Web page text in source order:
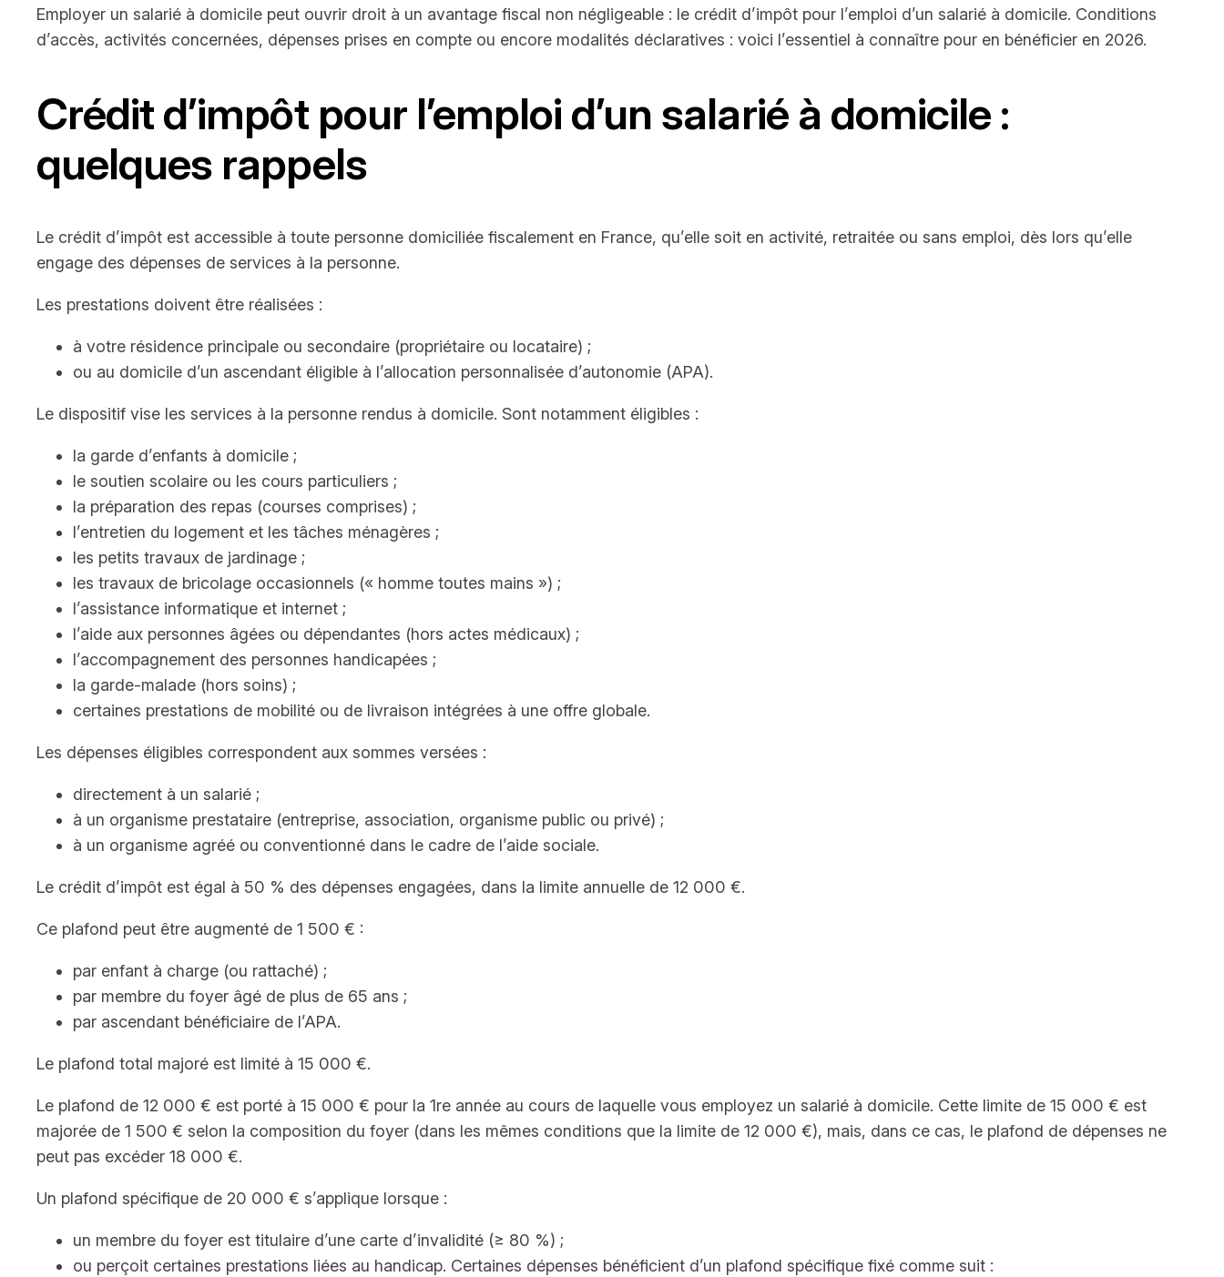
Employer un salarié à domicile peut ouvrir droit à un avantage fiscal non négligeable : le crédit d’impôt pour l’emploi d’un salarié à domicile. Conditions
d’accès, activités concernées, dépenses prises en compte ou encore modalités déclaratives : voici l’essentiel à connaître pour en bénéficier en 2026.
Crédit d’impôt pour l’emploi d’un salarié à domicile :
quelques rappels
Le crédit d’impôt est accessible à toute personne domiciliée fiscalement en France, qu’elle soit en activité, retraitée ou sans emploi, dès lors qu’elle
engage des dépenses de services à la personne.
Les prestations doivent être réalisées :
à votre résidence principale ou secondaire (propriétaire ou locataire) ;
ou au domicile d’un ascendant éligible à l’allocation personnalisée d’autonomie (APA).
Le dispositif vise les services à la personne rendus à domicile. Sont notamment éligibles :
la garde d’enfants à domicile ;
le soutien scolaire ou les cours particuliers ;
la préparation des repas (courses comprises) ;
l’entretien du logement et les tâches ménagères ;
les petits travaux de jardinage ;
les travaux de bricolage occasionnels (« homme toutes mains ») ;
l’assistance informatique et internet ;
l’aide aux personnes âgées ou dépendantes (hors actes médicaux) ;
l’accompagnement des personnes handicapées ;
la garde-malade (hors soins) ;
certaines prestations de mobilité ou de livraison intégrées à une offre globale.
Les dépenses éligibles correspondent aux sommes versées :
directement à un salarié ;
à un organisme prestataire (entreprise, association, organisme public ou privé) ;
à un organisme agréé ou conventionné dans le cadre de l’aide sociale.
Le crédit d’impôt est égal à 50 % des dépenses engagées, dans la limite annuelle de 12 000 €.
Ce plafond peut être augmenté de 1 500 € :
par enfant à charge (ou rattaché) ;
par membre du foyer âgé de plus de 65 ans ;
par ascendant bénéficiaire de l’APA.
Le plafond total majoré est limité à 15 000 €.
Le plafond de 12 000 € est porté à 15 000 € pour la 1re année au cours de laquelle vous employez un salarié à domicile. Cette limite de 15 000 € est
majorée de 1 500 € selon la composition du foyer (dans les mêmes conditions que la limite de 12 000 €), mais, dans ce cas, le plafond de dépenses ne
peut pas excéder 18 000 €.
Un plafond spécifique de 20 000 € s’applique lorsque :
un membre du foyer est titulaire d’une carte d’invalidité (≥ 80 %) ;
ou perçoit certaines prestations liées au handicap. Certaines dépenses bénéficient d’un plafond spécifique fixé comme suit :